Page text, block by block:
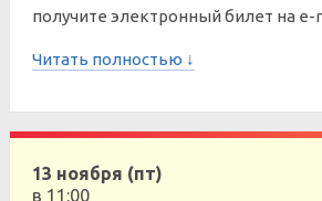
получите электронный билет на e-
Читать полностью ↓
13 ноября (пт)
в 11:00